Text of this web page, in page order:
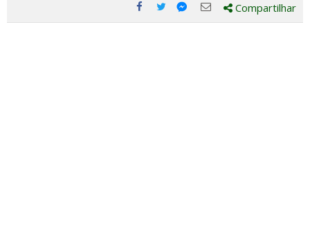
Compartilhe
Compartilhe
Compartilhe
Compartilhe
Compartilhar